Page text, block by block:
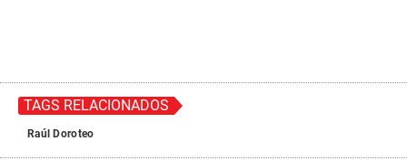
TAGS RELACIONADOS
Raúl Doroteo